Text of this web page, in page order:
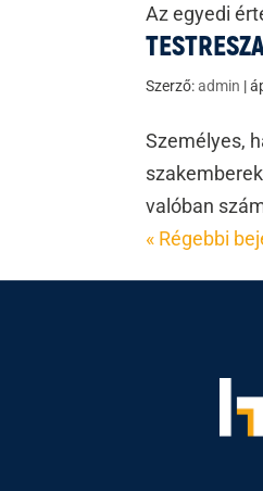
Az egyedi
Szerző:admin |
Személyes,
valóban
« Régebbi